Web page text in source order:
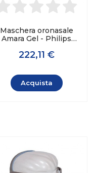
Maschera oronasale
Amara Gel - Philips
222,11 €
Acquista